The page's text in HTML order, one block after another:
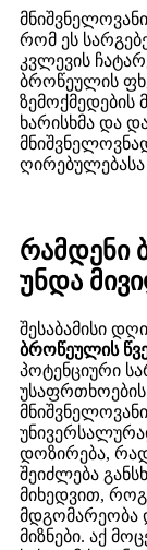
რომ ეს
კვლევის
ბროწეულის
ზემოქმედების
ხარისხმა და
რამდენი
უნდა
შესაბამისი
ბროწეულის
პოტენციური
დოზირება,
შეიძლება
მიხედვით,
მდგომარეობა
მიზნები. აქ